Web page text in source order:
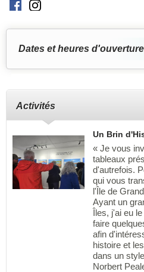
Facebook
Dates et heures d'ouverture
Activités
Un Brin
« Je vous
tableaux
d'autrefois.
qui vous
l'Île de
Ayant un
Îles, j'ai eu
faire
afin
histoire et
dans un
Norbert